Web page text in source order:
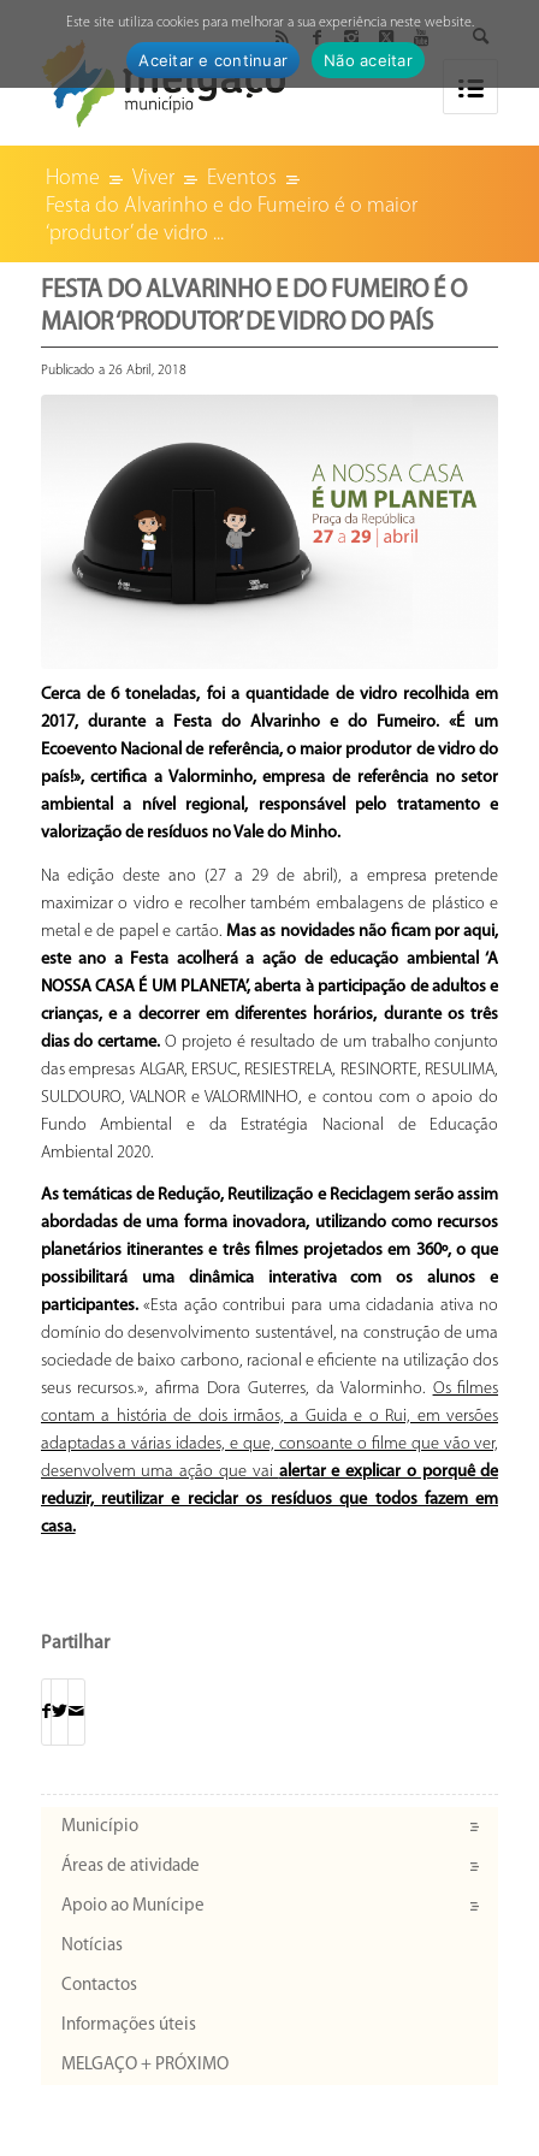
Home Viver
Eventos
Festa do Alvarinho e do Fumeiro é o maior
‘produtor’ de vidro ...
FESTA DO ALVARINHO E DO FUMEIRO É O
MAIOR ‘PRODUTOR’ DE VIDRO DO PAÍS
Publicado a 26 Abril, 2018
Cerca de 6 toneladas, foi a quantidade de vidro recolhida em
2017, durante a Festa do Alvarinho e do Fumeiro. «É um
Ecoevento Nacional de referência, o maior produtor de vidro do
país!», certifica a Valorminho, empresa de referência no setor
ambiental a nível regional, responsável pelo tratamento e
valorização de resíduos no Vale do Minho.
Na edição deste ano (27 a 29 de abril), a empresa pretende
maximizar o vidro e recolher também embalagens de plástico e
metal e de papel e cartão. Mas as novidades não ficam por aqui,
este ano a Festa acolherá a ação de educação ambiental ‘A
NOSSA CASA É UM PLANETA’, aberta à participação de adultos e
crianças, e a decorrer em diferentes horários, durante ostrês
dias do certame. O projeto é resultado de um trabalho conjunto
das empresas ALGAR, ERSUC, RESIESTRELA, RESINORTE, RESULIMA,
SULDOURO, VALNOR e VALORMINHO, e contou com o apoio do
Fundo Ambiental e da Estratégia Nacional de Educação
Ambiental 2020.
As temáticas de Redução, Reutilização e Reciclagem serão assim
abordadas de uma forma inovadora, utilizando como recursos
planetários itinerantes e três filmes projetados em 360º, o que
possibilitará uma dinâmica interativa com os alunos e
participantes.«Esta ação contribui para uma cidadania ativa no
domínio do desenvolvimento sustentável, na construção de uma
sociedade de baixo carbono, racional e eficiente na utilização dos
seus recursos.», afirma Dora Guterres, da Valorminho. Os filmes
contam a história de dois irmãos, a Guida e o Rui, em versões
adaptadas a várias idades, e que, consoante o filme que vão ver,
desenvolvem uma ação que vai alertar e explicar o porquê de
reduzir, reutilizar e reciclar os resíduos que todos fazem em
casa.
Partilhar
Município
Áreas de atividade
Apoio ao Munícipe
Notícias
Contactos
Informações úteis
MELGAÇO + PRÓXIMO
Este site utiliza cookies para melhorar a sua experiência neste website.
Aceitar e continuar Não aceitar